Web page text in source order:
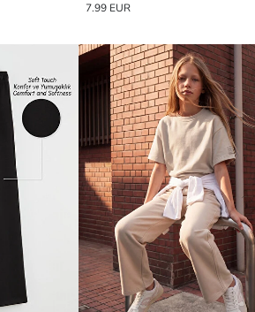
7.99 EUR